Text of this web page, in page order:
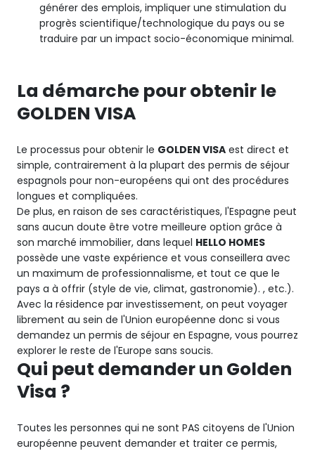
générer des emplois, impliquer une stimulation du
progrès scientifique/technologique du pays ou se
traduire par un impact socio-économique minimal.
La démarche pour obtenir le
GOLDEN VISA
Le processus pour obtenir le GOLDEN VISA est direct et
simple, contrairement à la plupart des permis de séjour
espagnols pour non-européens qui ont des procédures
longues et compliquées.
De plus, en raison de ses caractéristiques, l'Espagne peut
sans aucun doute être votre meilleure option grâce à
son marché immobilier, dans lequel HELLO HOMES
possède une vaste expérience et vous conseillera avec
un maximum de professionnalisme, et tout ce que le
pays a à offrir (style de vie, climat, gastronomie). , etc.).
Avec la résidence par investissement, on peut voyager
librement au sein de l'Union européenne donc si vous
demandez un permis de séjour en Espagne, vous pourrez
explorer le reste de l'Europe sans soucis.
Qui peut demander un Golden
Visa ?
Toutes les personnes qui ne sont PAS citoyens de l'Union
européenne peuvent demander et traiter ce permis,